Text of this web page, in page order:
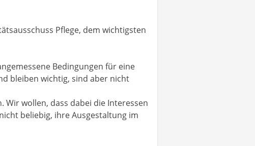
Pflege, dem wichtigsten
Bedingungen für eine
bleiben wichtig, sind aber nicht
wollen, dass dabei die Interessen
beliebig, ihre Ausgestaltung im